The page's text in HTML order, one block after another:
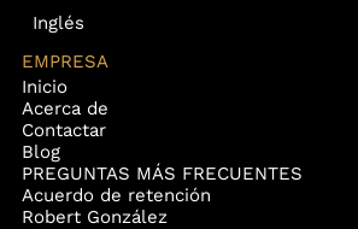
Inglés
EMPRESA
Inicio
Acerca de
Contactar
Blog
PREGUNTAS MÁS FRECUENTES
Acuerdo de retención
Robert González